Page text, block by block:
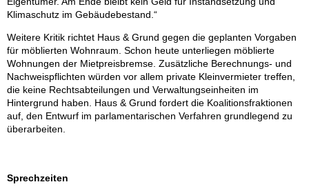
Klimaschutz im Gebäudebestand.“
Weitere Kritik richtet Haus & Grund gegen die geplanten Vorgaben
für möblierten Wohnraum. Schon heute unterliegen möblierte
Wohnungen der Mietpreisbremse. Zusätzliche Berechnungs- und
Nachweispflichten würden vor allem private Kleinvermieter treffen,
die keine Rechtsabteilungen und Verwaltungseinheiten im
Hintergrund haben. Haus & Grund fordert die Koalitionsfraktionen
auf, den Entwurf im parlamentarischen Verfahren grundlegend zu
überarbeiten.
Sprechzeiten